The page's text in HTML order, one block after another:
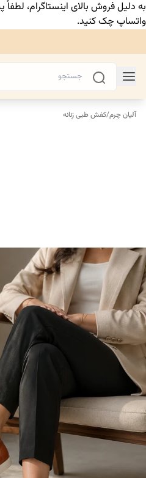
به دلیل فروش بالای اینستاگرام،
واتساپ چک کنید.
آلیان چرم/کفش طبی زنانه